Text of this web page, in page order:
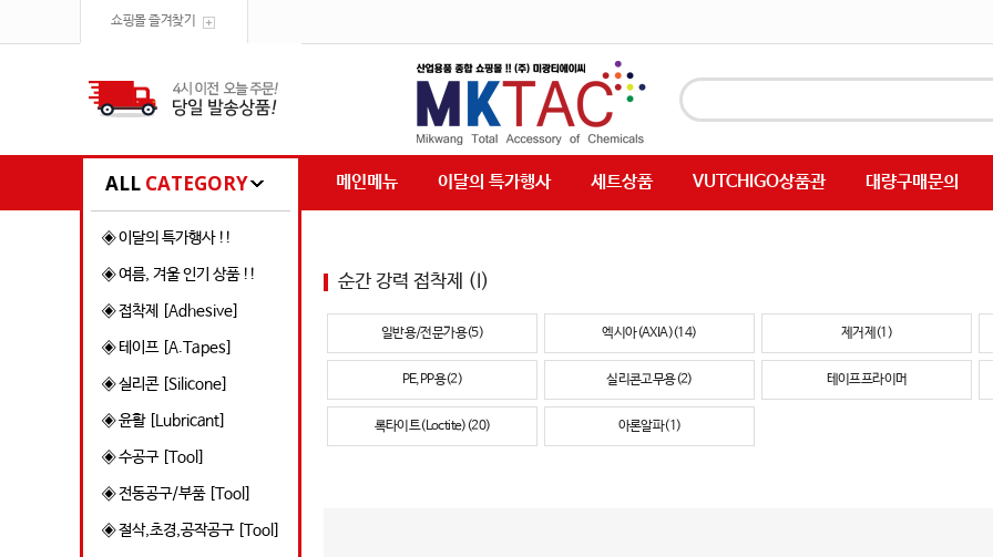
쇼핑몰 즐겨찾기
ALL CATEGORY 메인메뉴 이달의 특가행사 세트상품 VUTCHIGO상품관 대량구매문의
◈ 이달의 특가행사 !!
◈ 여름, 겨울 인기 상품 !!
◈ 접착제 [Adhesive]
◈ 테이프 [A.Tapes]
◈ 실리콘 [Silicone]
◈ 윤활 [Lubricant]
◈ 수공구 [Tool]
◈ 전동공구/부품 [Tool]
◈ 절삭,초경,공작공구 [Tool]
순간 강력 접착제 (I)
일반용/전문가용(5) 엑시아(AXIA)(14) 제거제(1)
PE,PP용(2) 실리콘고무용(2) 테이프프라이머
록타이트(Loctite)(20) 아론알파(1)